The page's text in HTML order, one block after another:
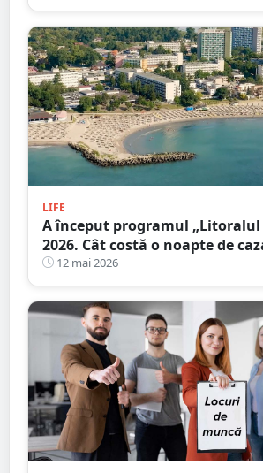
LIFE
A început programul
2026. Cât costă o noapte de
principalele stațiuni de la
12 mai 2026